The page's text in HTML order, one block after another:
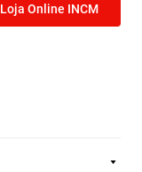
Loja Online INCM